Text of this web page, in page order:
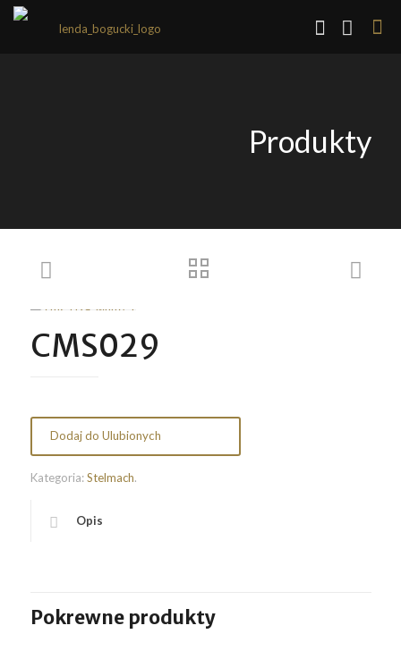
Produkty
CMS029
Dodaj do Ulubionych
Kategoria:Stelmach.
Opis
Pokrewne produkty